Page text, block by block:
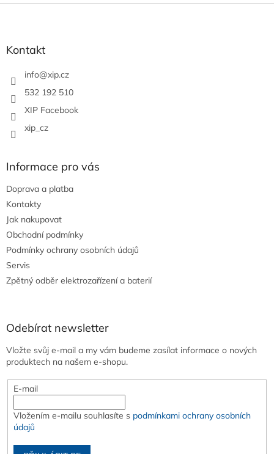
Z
Kontakt
info@xip.cz
532 192 510
XIP Facebook
xip_cz
Informace pro vás
Doprava a platba
Kontakty
Jak nakupovat
Obchodní podmínky
Podmínky ochrany osobních údajů
Servis
Zpětný odběr elektrozařízení a baterií
Odebírat newsletter
Vložte svůj e-mail a my vám budeme zasílat informace o nových
produktech na našem e-shopu.
E-mail
Vložením e-mailu souhlasíte s podmínkami ochrany osobních
údajů